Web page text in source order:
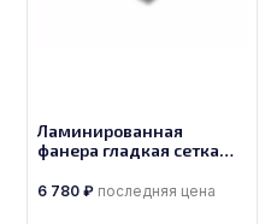
Ламинированная
фанера гладкая сетка
размером 1525х3050,
6 780 ₽ последняя цена